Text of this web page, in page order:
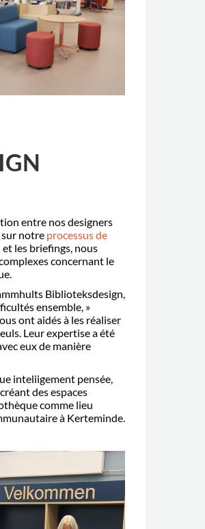
entre nos designers
notre processus de
les briefings, nous
concernant le
Biblioteksdesign,
ensemble, »
ont aidés à les réaliser
Leur expertise a été
eux de manière
inteliigement pensée,
des espaces
èque comme lieu
à Kerteminde.